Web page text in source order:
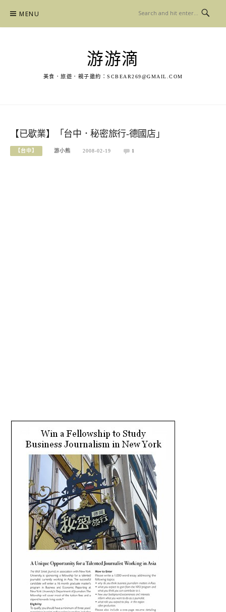
content
MENU
游游滴
美食．旅遊．親子邀約： SCBEAR269@GMAIL.COM
【已歇業】「台中．秘密旅行-德國店」
【台中】 游小熊 2008-02-19 1